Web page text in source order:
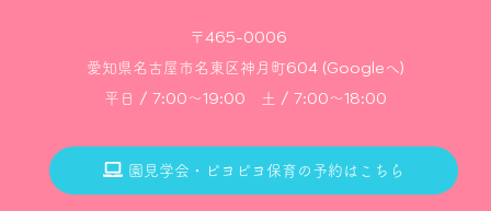
〒465-0006
愛知県名古屋市名東区神月町604 (Googleへ)
平日 / 7:00～19:00 土 / 7:00～18:00
園見学会・ピヨピヨ保育の予約はこちら